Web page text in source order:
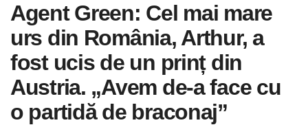
Agent Green: Cel mai mare
urs din România, Arthur, a
fost ucis de un prinț din
Austria. „Avem de-a face cu
o partidă de braconaj”